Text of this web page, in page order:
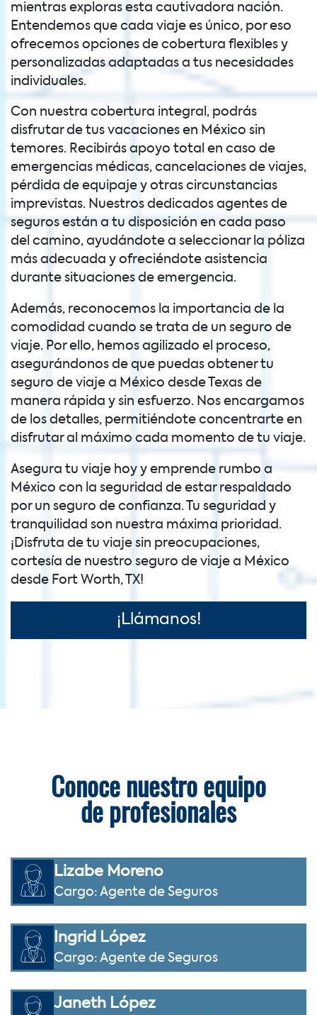
mientras exploras esta cautivadora nación.
Entendemos que cada viaje es único, por eso
ofrecemos opciones de cobertura flexibles y
personalizadas adaptadas a tus necesidades
individuales.
Con nuestra cobertura integral, podrás
disfrutar de tus vacaciones en México sin
temores. Recibirás apoyo total en caso de
emergencias médicas, cancelaciones de viajes,
pérdida de equipaje y otras circunstancias
imprevistas. Nuestros dedicados agentes de
seguros están a tu disposición en cada paso
del camino, ayudándote a seleccionar la póliza
más adecuada y ofreciéndote asistencia
durante situaciones de emergencia.
Además, reconocemos la importancia de la
comodidad cuando se trata de un seguro de
viaje. Por ello, hemos agilizado el proceso,
asegurándonos de que puedas obtener tu
seguro de viaje a México desde Texas de
manera rápida y sin esfuerzo. Nos encargamos
de los detalles, permitiéndote concentrarte en
disfrutar al máximo cada momento de tu viaje.
Asegura tu viaje hoy y emprende rumbo a
México con la seguridad de estar respaldado
por un seguro de confianza. Tu seguridad y
tranquilidad son nuestra máxima prioridad.
¡Disfruta de tu viaje sin preocupaciones,
cortesía de nuestro seguro de viaje a México
desde Fort Worth, TX!
¡Llámanos!
Conoce nuestro equipo
de profesionales
Lizabe Moreno
Cargo: Agente de Seguros
Ingrid López
Cargo: Agente de Seguros
Janeth López